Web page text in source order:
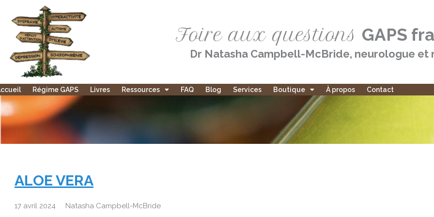
contenu
Foire aux questions GAPS
Dr Natasha Campbell-McBride, neurologue et
Régime GAPS Livres Ressources FAQ Blog Services Boutique À propos Contact
ALOE VERA
17 avril 2024 Natasha Campbell-McBride